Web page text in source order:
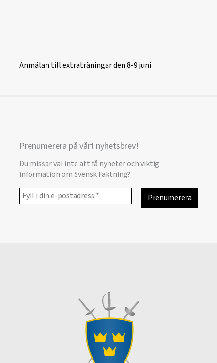
Anmälan till extraträningar den 8-9 juni
Prenumerera på vårt nyhetsbrev!
Du missar väl inte att få nyheter och viktig
information om Svensk Fäktning?